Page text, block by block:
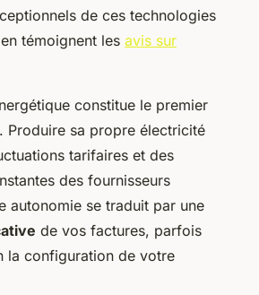
de ces technologies
témoignent les avis sur
constitue le premier
Produire sa propre électricité
tarifaires et des
des fournisseurs
autonomie se traduit par une
de vos factures, parfois
la configuration de votre